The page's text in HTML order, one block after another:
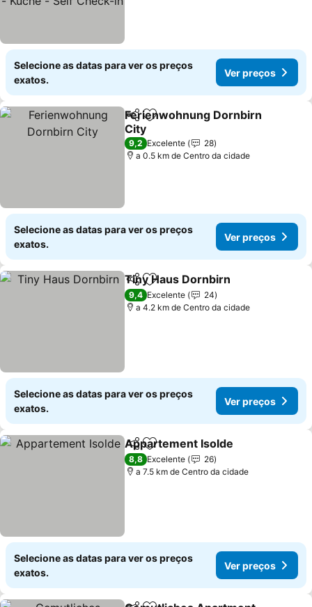
Selecione as datas para ver os preços
exatos.
Ver preços
PartilharAdicionar aos favoritos
Ferienwohnung Dornbirn
City
9,2 Excelente
28
a 0.5 km de Centro da cidade
Selecione as datas para ver os preços
exatos.
Ver preços
PartilharAdicionar aos favoritos
Tiny Haus Dornbirn
9,4 Excelente
24
a 4.2 km de Centro da cidade
Selecione as datas para ver os preços
exatos.
Ver preços
PartilharAdicionar aos favoritos
Appartement Isolde
8,8 Excelente
26
a 7.5 km de Centro da cidade
Selecione as datas para ver os preços
exatos.
Ver preços